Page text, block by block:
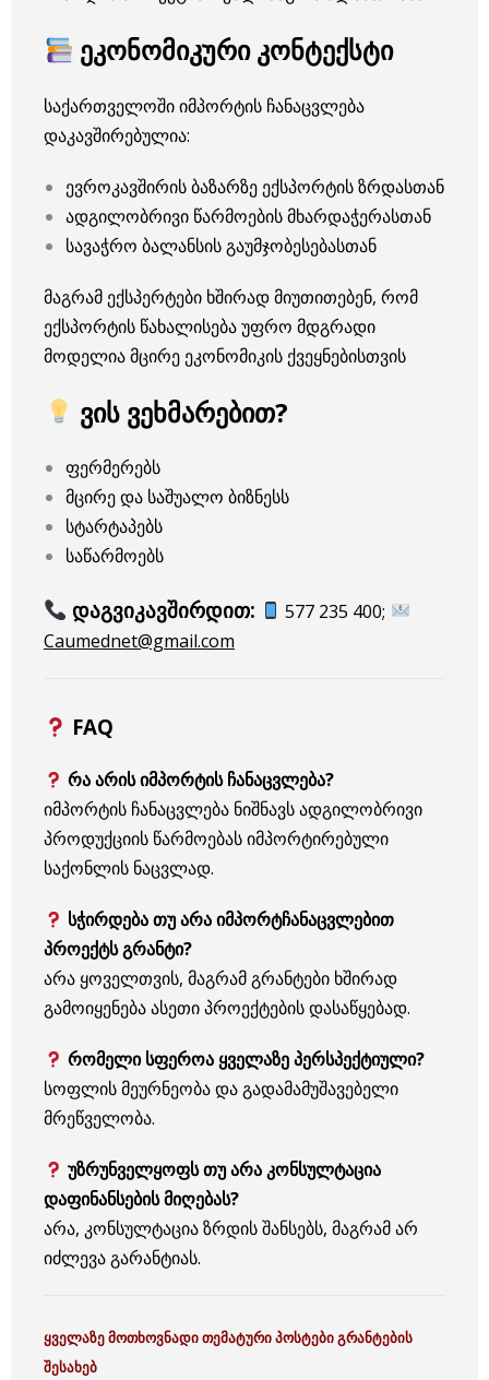
ეკონომიკური კონტექსტი
საქართველოში იმპორტის ჩანაცვლება
დაკავშირებულია:
ევროკავშირის ბაზარზე ექსპორტის ზრდასთან
ადგილობრივი წარმოების მხარდაჭერასთან
სავაჭრო ბალანსის გაუმჯობესებასთან
მაგრამ ექსპერტები ხშირად მიუთითებენ, რომ
ექსპორტის წახალისება უფრო მდგრადი
მოდელია მცირე ეკონომიკის ქვეყნებისთვის
ვის ვეხმარებით?
ფერმერებს
მცირე და საშუალო ბიზნესს
სტარტაპებს
საწარმოებს
დაგვიკავშირდით:
577 235 400;
Caumednet@gmail.com
FAQ
რა არის იმპორტის ჩანაცვლება?
იმპორტის ჩანაცვლება ნიშნავს ადგილობრივი
პროდუქციის წარმოებას იმპორტირებული
საქონლის ნაცვლად.
სჭირდება თუ არა იმპორტჩანაცვლებით
პროექტს გრანტი?
არა ყოველთვის, მაგრამ გრანტები ხშირად
გამოიყენება ასეთი პროექტების დასაწყებად.
რომელი სფეროა ყველაზე პერსპექტიული?
სოფლის მეურნეობა და გადამამუშავებელი
მრეწველობა.
უზრუნველყოფს თუ არა კონსულტაცია
დაფინანსების მიღებას?
არა, კონსულტაცია ზრდის შანსებს, მაგრამ არ
იძლევა გარანტიას.
ყველაზე მოთხოვნადი თემატური პოსტები გრანტების
შესახებ